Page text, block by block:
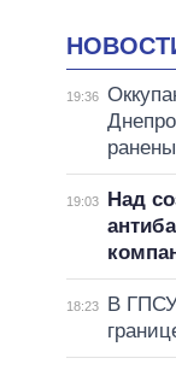
19:36
ранены
19:03
Над
18:23
В